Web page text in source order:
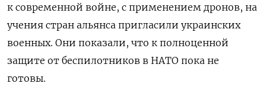
к современной войне, с применением дронов, на
учения стран альянса пригласили украинских
военных. Они показали, что к полноценной
защите от беспилотников в НАТО пока не
готовы.